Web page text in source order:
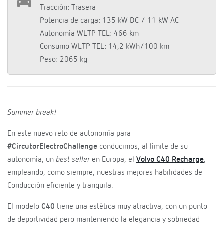
Tracción: Trasera
Potencia de carga: 135 kW DC / 11 kW AC
Autonomía WLTP TEL: 466 km
Consumo WLTP TEL: 14,2 kWh/100 km
Peso: 2065 kg
Summer break!
En este nuevo reto de autonomía para
#CircutorElectroChallenge conducimos, al límite de su
autonomía, un best selleren Europa, el Volvo C40 Recharge,
empleando, como siempre, nuestras mejores habilidades de
Conducción eficiente y tranquila.
El modelo C40 tiene una estética muy atractiva, con un punto
de deportividad pero manteniendo la elegancia y sobriedad